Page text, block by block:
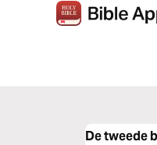
De tweede